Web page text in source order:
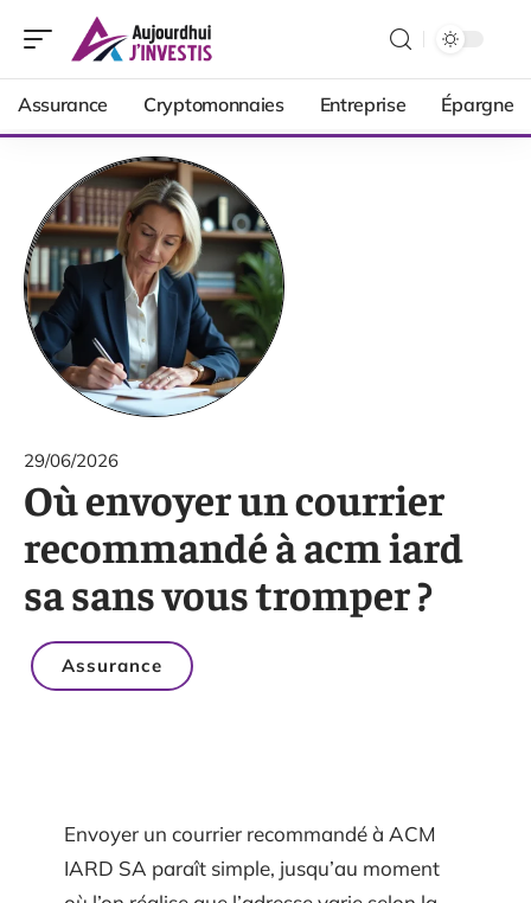
Assurance Cryptomonnaies Entreprise Épargne
29/06/2026
Où envoyer un courrier
recommandé à acm iard
sa sans vous tromper ?
Assurance
Envoyer un courrier recommandé à ACM
IARD SA paraît simple, jusqu’au moment